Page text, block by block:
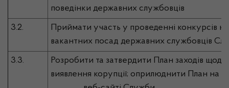
поведінки державних службовців
3.2.
Приймати участь у проведенні конкурсів
вакантних посад державних службовців
3.3.
Розробити та затвердити План заходів щодо
виявлення корупції; оприлюднити План на